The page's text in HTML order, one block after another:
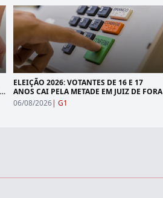
ELEIÇÃO 2026: VOTANTES DE 16 E 17
ANOS CAI PELA METADE EM JUIZ DE FORA
06/08/2026| G1